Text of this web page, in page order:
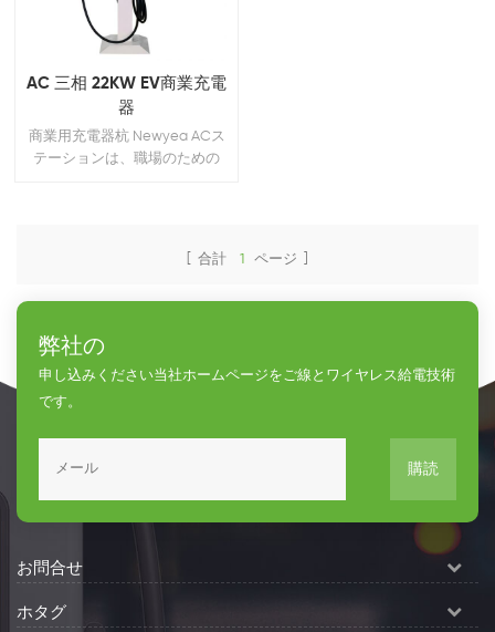
AC 三相 22KW EV商業充電
器
商業用充電器杭 Newyea ACス
テーションは、職場のための
有者を提供し、必要なサービ
[ 合計 1 ページ ]
弊社の
申し込みください当社ホームページをご線とワイヤレス給電技術
です。
購読
お問合せ
ホタグ